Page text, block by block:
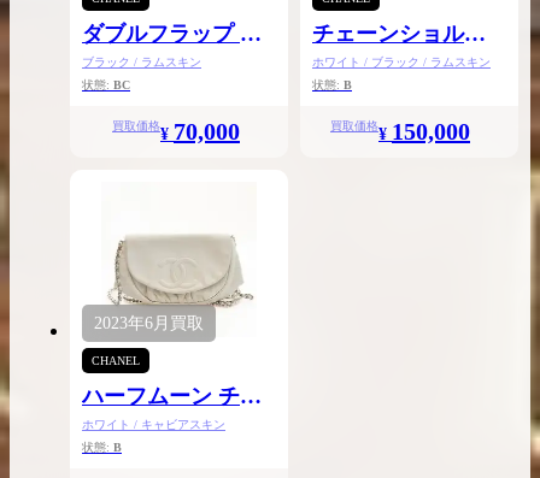
ダブルフラップ チ
ェーンショルダー
旧型
ブラック / ラムスキン
状態: BC
買取価格¥ 70,000
チェーンショルダ
ー 台形
ホワイト / ブラック / ラムスキン
状態: B
買取価格¥ 150,000
2023年6月 買取
CHANEL
ハーフムーン チェ
ーンウォレット
ホワイト / キャビアスキン
状態: B